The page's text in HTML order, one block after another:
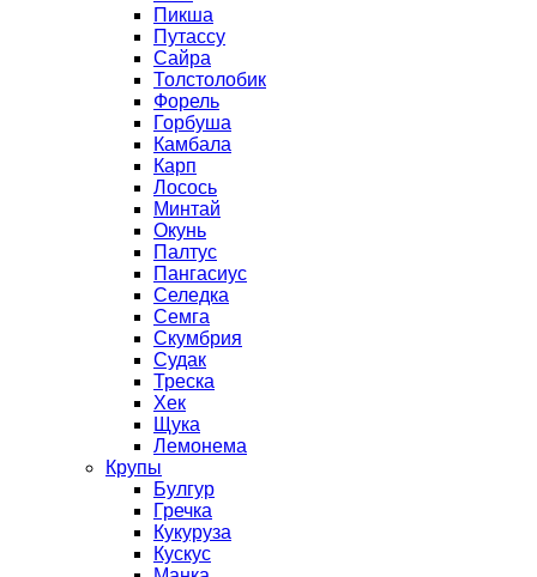
Пикша
Путассу
Сайра
Толстолобик
Форель
Горбуша
Камбала
Карп
Лосось
Минтай
Окунь
Палтус
Пангасиус
Селедка
Семга
Скумбрия
Судак
Треска
Хек
Щука
Лемонема
Крупы
Булгур
Гречка
Кукуруза
Кускус